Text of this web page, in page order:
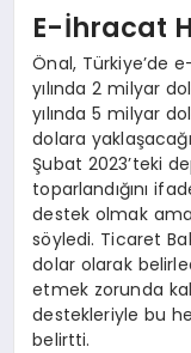
E-İhracat
Önal, Türkiye’de
yılında 2 milyar
yılında 5 milyar
dolara
Şubat 2023’teki
toparlandığını
destek olmak
söyledi. Ticaret
dolar olarak
etmek zorunda
destekleriyle bu
belirtti.